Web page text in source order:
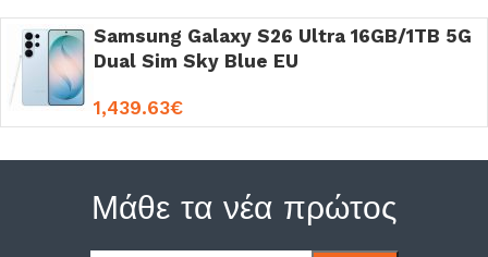
Samsung Galaxy S26 Ultra 16GB/1TB 5G
Dual Sim Sky Blue EU
1,439.63€
Μάθε τα νέα πρώτος